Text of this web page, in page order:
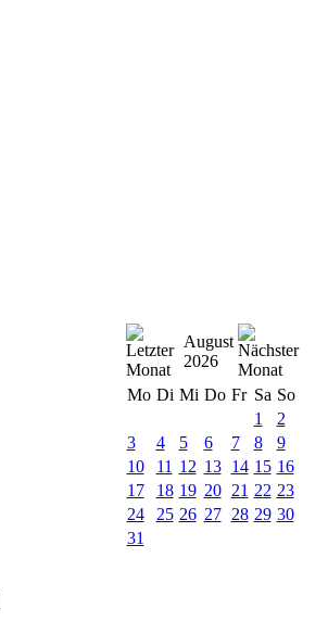
August
2026
Mo Di Mi Do Fr Sa So
1
2
3
4 5 6 7 8
9
10
11 12 13 14 15 16
17
18 19 20 21 22 23
24
25 26 27 28 29 30
31